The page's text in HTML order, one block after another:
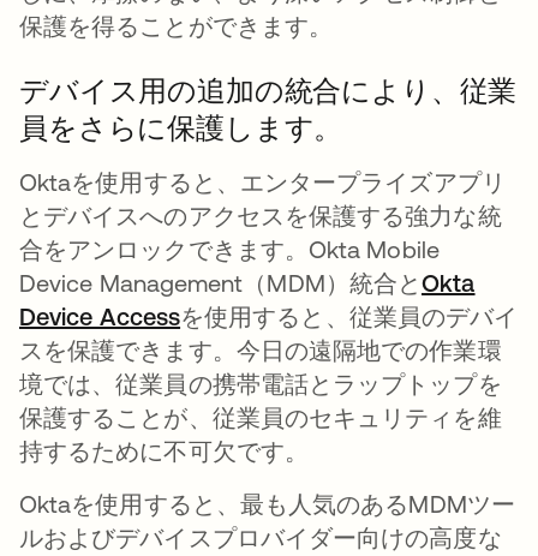
保護を得ることができます。
デバイス用の追加の統合により、従業
員をさらに保護します。
Oktaを使用すると、エンタープライズアプリ
とデバイスへのアクセスを保護する強力な統
合をアンロックできます。Okta Mobile
Device Management（MDM）統合とOkta
Device Access新しいタブで開く
を使用すると、従業員のデバイ
スを保護できます。今日の遠隔地での作業環
境では、従業員の携帯電話とラップトップを
保護することが、従業員のセキュリティを維
持するために不可欠です。
Oktaを使用すると、最も人気のあるMDMツー
ルおよびデバイスプロバイダー向けの高度な